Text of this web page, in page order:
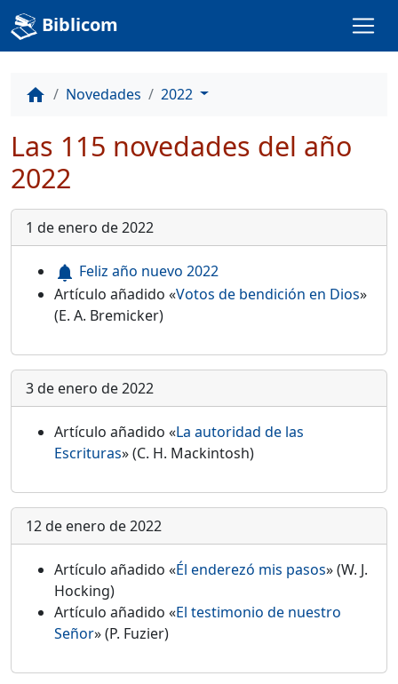
Biblicom
home Novedades 2022
Las 115 novedades del año
2022
1 de enero de 2022
notifications Feliz año nuevo 2022
Artículo añadido «Votos de bendición en Dios»
(E. A. Bremicker)
3 de enero de 2022
Artículo añadido «La autoridad de las
Escrituras» (C. H. Mackintosh)
12 de enero de 2022
Artículo añadido «Él enderezó mis pasos» (W. J.
Hocking)
Artículo añadido «El testimonio de nuestro
Señor» (P. Fuzier)